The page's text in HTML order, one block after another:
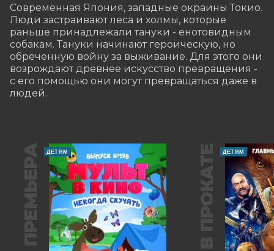
Современная Япония, западные окраины Токио.
Люди застраивают леса и холмы, которые
раньше принадлежали тануки - енотовидным
собакам. Тануки начинают героическую, но
обреченную войну за выживание. Для этого они
возрождают древнее искусство превращения -
с его помощью они могут превращаться даже в
людей.
ПРЕМЬЕРА ДЕТЯМ В ПРОКАТЕ ДЕТЯМ